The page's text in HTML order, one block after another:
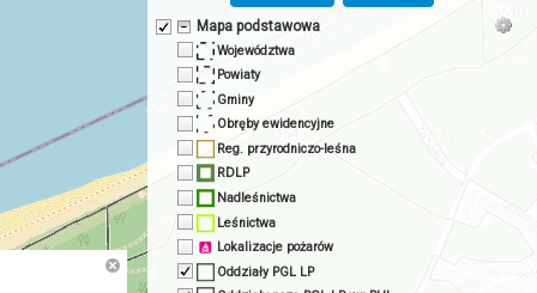
Mapa podstawowa
Województwa
Powiaty
Gminy
Obręby ewidencyjne
Reg. przyrodniczo-leśna
RDLP
Nadleśnictwa
Leśnictwa
Lokalizacje pożarów
Oddziały PGL LP